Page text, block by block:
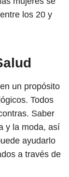
los 20 y
un propósito
Todos
Saber
y la moda, así
ayudarlo
a través de